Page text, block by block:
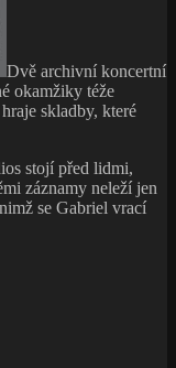
a synthpop
Dvě archivní koncertní
okamžiky téže
skladby, které
stojí před lidmi,
záznamy neleží jen
se Gabriel vrací